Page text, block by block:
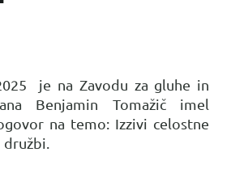
je na Zavodu za gluhe in
Benjamin Tomažič imel
na temo: Izzivi celostne